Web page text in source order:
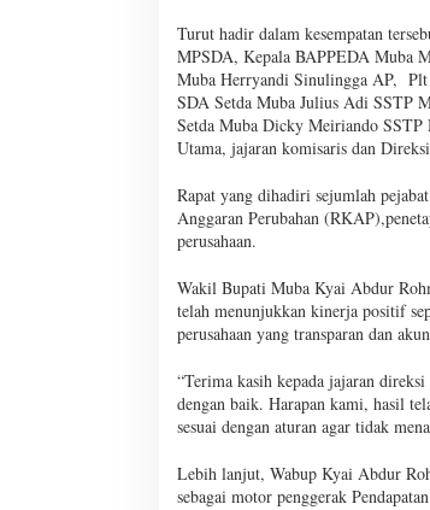
Turut hadir dalam kesempatan
MPSDA, Kepala BAPPEDA Muba
Muba Herryandi Sinulingga AP,
SDA Setda Muba Julius Adi SSTP
Setda Muba Dicky Meiriando
Utama, jajaran komisaris dan
Rapat yang dihadiri sejumlah
Anggaran Perubahan
perusahaan.
Wakil Bupati Muba Kyai Abdur
telah menunjukkan kinerja positif
perusahaan yang transparan dan
“Terima kasih kepada jajaran
dengan baik. Harapan kami, hasil
sesuai dengan aturan agar tidak
Lebih lanjut, Wabup Kyai Abdur
sebagai motor penggerak